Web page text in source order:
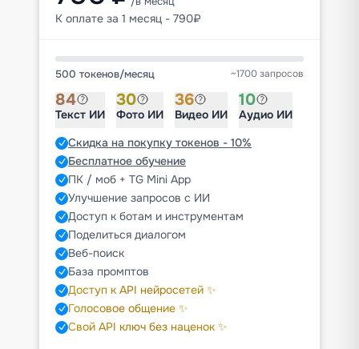
К оплате за 1 месяц - 790₽
500 токенов/месяц ~1700 запросов
84
Текст ИИ
30
Фото ИИ
36
Видео ИИ
10
Аудио ИИ
Скидка на покупку токенов - 10%
Бесплатное обучение
ПК / моб + TG Mini App
Улучшение запросов с ИИ
Доступ к ботам и инструментам
Поделиться диалогом
Веб-поиск
База промптов
Доступ к API нейросетей ✨
Голосовое общение ✨
Свой API ключ без наценок ✨